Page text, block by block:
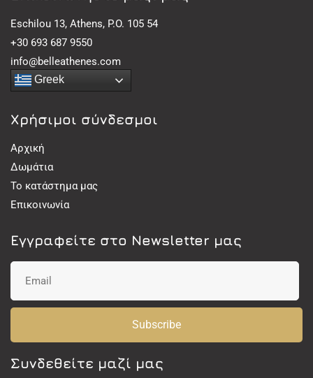
Eschilou 13, Athens, P.O. 105 54
+30 693 687 9550
info@belleathenes.com
Greek
Χρήσιμοι σύνδεσμοι
Αρχική
Δωμάτια
Το κατάστημα μας
Επικοινωνία
Εγγραφείτε στο Newsletter μας
Subscribe
Συνδεθείτε μαζί μας